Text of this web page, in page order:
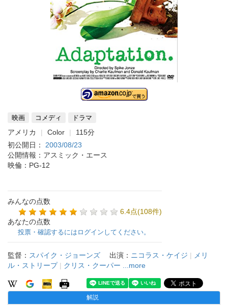
映画 コメディ ドラマ
アメリカ Color
115分
初公開日： 2003/08/23
公開情報：アスミック・エース
映倫：PG-12
みんなの点数
6.4点(108件)
あなたの点数
投票・確認するにはログインしてください。
監督： スパイク・ジョーンズ 出演： ニコラス・ケイジ |
メリ
ル・ストリープ | クリス・クーパー ...more
解説